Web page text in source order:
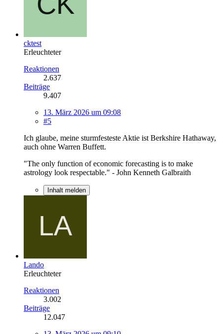
cktest
Erleuchteter
Reaktionen
2.637
Beiträge
9.407
13. März 2026 um 09:08
#5
Ich glaube, meine sturmfesteste Aktie ist Berkshire Hathaway,
auch ohne Warren Buffett.
"The only function of economic forecasting is to make
astrology look respectable." - John Kenneth Galbraith
Inhalt melden
Lando
Erleuchteter
Reaktionen
3.002
Beiträge
12.047